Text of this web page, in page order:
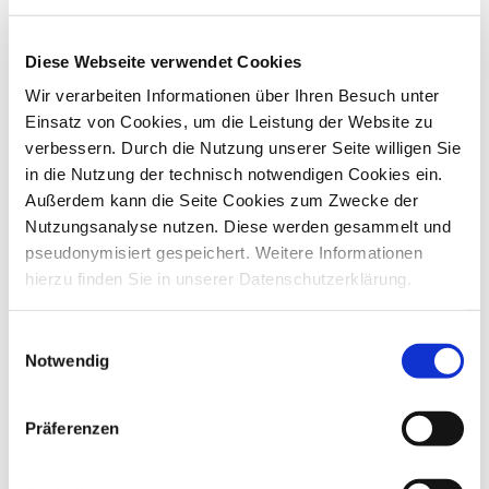
Diese Webseite verwendet Cookies
Wir verarbeiten Informationen über Ihren Besuch unter
Einsatz von Cookies, um die Leistung der Website zu
verbessern. Durch die Nutzung unserer Seite willigen Sie
in die Nutzung der technisch notwendigen Cookies ein.
Außerdem kann die Seite Cookies zum Zwecke der
Nutzungsanalyse nutzen. Diese werden gesammelt und
pseudonymisiert gespeichert. Weitere Informationen
hierzu finden Sie in unserer Datenschutzerklärung.
Notwendig
Präferenzen
Vorschrift eine Datenverarbeitung, wenn die
Interessen des Verantwortlichen erforderlich ist,
sofern nicht die Interessen oder Grundrechte der
betroffenen Person, die den Schutz
personenbezogener Daten erfordern,
überwiegen.Hier ist jedoch der Anwendungsbereich
dieser Vorschrift nicht eröffnet, da § 284 Absatz 4
SGB V eine abschließende Vorschrift darstellt, nach
der für Krankenkassen Werbung explizit ermöglicht
Wettbewerbsgrundsätze der Aufsichtsbehörden der
hier)